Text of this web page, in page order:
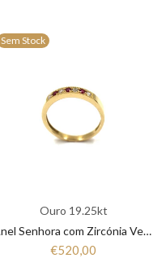
Sem Stock
Ouro 19.25kt
Anel Senhora com Zircónia Vermelho e Branco em Ouro 19,25K ANL19264003
€520,00